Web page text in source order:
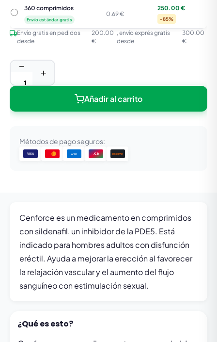
360 comprimidos
360 comprimidos
Envío estándar gratis
0.69 €
250.00 €
-85%
Envío gratis en pedidos
desde
200.00
€
, envío exprés gratis
desde
300.00
€
−
+
Añadir al carrito
Métodos de pago seguros:
VISA AMEX JCB DISCOVER
Cenforce es un medicamento en comprimidos
con sildenafil, un inhibidor de la PDE5. Está
indicado para hombres adultos con disfunción
eréctil. Ayuda a mejorar la erección al favorecer
la relajación vascular y el aumento del flujo
sanguíneo con estimulación sexual.
¿Qué es esto?